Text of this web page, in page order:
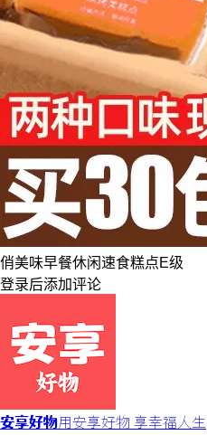
俏美味早餐休闲速食糕点E级
登录后添加评论
安享好物用安享好物 享幸福人生